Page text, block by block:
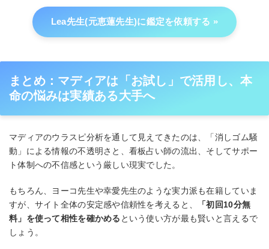
Lea先生(元恵蓮先生)に鑑定を依頼する
まとめ：マディアは「お試し」で活用し、本
命の悩みは実績ある大手へ
マディアのウラスピ分析を通して見えてきたのは、「消しゴム騒
動」による情報の不透明さと、看板占い師の流出、そしてサポー
ト体制への不信感という厳しい現実でした。
もちろん、ヨーコ先生や幸愛先生のような実力派も在籍していま
すが、サイト全体の安定感や信頼性を考えると、
「初回10分無
料」を使って相性を確かめる という使い方が最も賢いと言えるで
しょう。